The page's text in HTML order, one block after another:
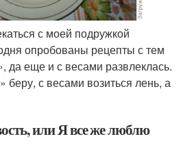
с моей подружкой
опробованы рецепты с тем
да еще и с весами развлеклась.
беру, с весами возиться лень, а
или Я все же люблю